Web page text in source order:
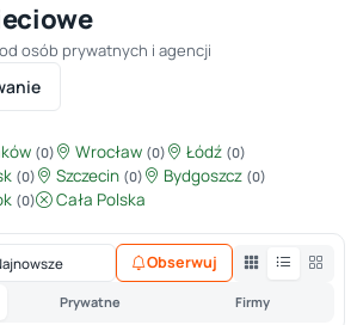
osób prywatnych i agencji
(0) Wrocław (0) Łódź (0)
(0) Szczecin (0) Bydgoszcz (0)
(0) Cała Polska
Prywatne Firmy
Obserwuj